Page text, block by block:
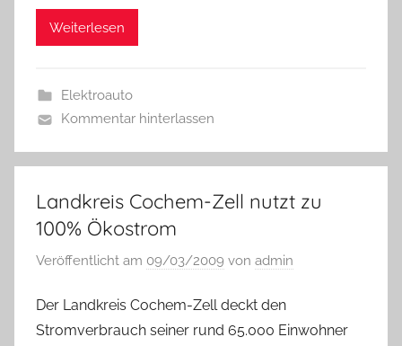
Weiterlesen
Elektroauto
Kommentar hinterlassen
Landkreis Cochem-Zell nutzt zu
100% Ökostrom
Veröffentlicht am 09/03/2009 von admin
Der Landkreis Cochem-Zell deckt den
Stromverbrauch seiner rund 65.000 Einwohner